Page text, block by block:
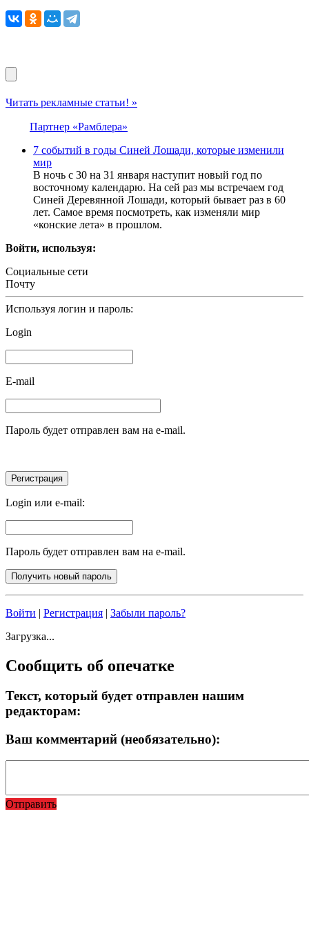
Читать рекламные статьи! »
Партнер «Рамблера»
7 событий в годы Синей Лошади, которые изменили
мир
В ночь с 30 на 31 января наступит новый год по
восточному календарю. На сей раз мы встречаем год
Синей Деревянной Лошади, который бывает раз в 60
лет. Самое время посмотреть, как изменяли мир
«конские лета» в прошлом.
Войти, используя:
Социальные сети
Почту
Используя логин и пароль:
Login
E-mail
Пароль будет отправлен вам на e-mail.
Login или e-mail:
Пароль будет отправлен вам на e-mail.
Войти | Регистрация | Забыли пароль?
Загрузка...
Сообщить об опечатке
Текст, который будет отправлен нашим
редакторам:
Ваш комментарий (необязательно):
Отправить